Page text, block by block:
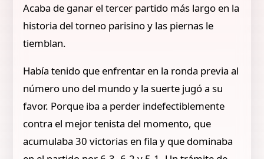
Acaba de ganar el tercer partido más largo en la
historia del torneo parisino y las piernas le
tiemblan.
Había tenido que enfrentar en la ronda previa al
número uno del mundo y la suerte jugó a su
favor. Porque iba a perder indefectiblemente
contra el mejor tenista del momento, que
acumulaba 30 victorias en fila y que dominaba